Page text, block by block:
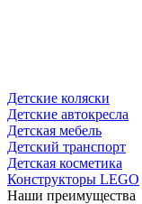
Детские коляски
Детские автокресла
Детская мебель
Детский транспорт
Детская косметика
Конструкторы LEGO
Наши преимущества